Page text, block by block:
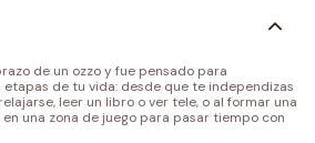
de un ozzo y fue pensado para
de tu vida: desde que te independizas
leer un libro o ver tele, o al formar una
una zona de juego para pasar tiempo con